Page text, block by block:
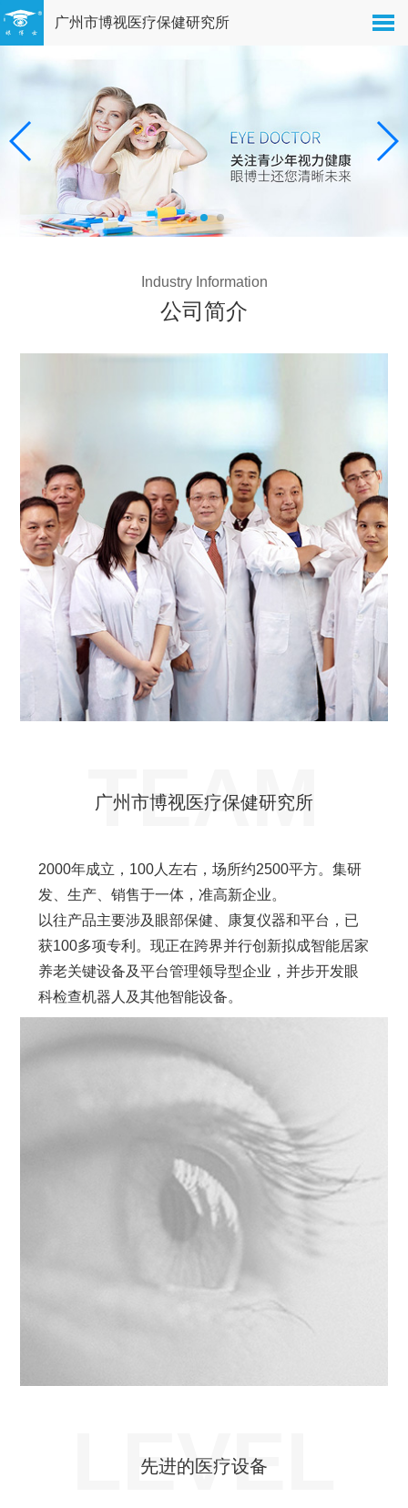
广州市博视医疗保健研究所
Industry Information
公司简介
TEAM
广州市博视医疗保健研究所
2000年成立，100人左右，场所约2500平方。集研
发、生产、销售于一体，准高新企业。
以往产品主要涉及眼部保健、康复仪器和平台，已
获100多项专利。现正在跨界并行创新拟成智能居家
养老关键设备及平台管理领导型企业，并步开发眼
科检查机器人及其他智能设备。
LEVEL
先进的医疗设备